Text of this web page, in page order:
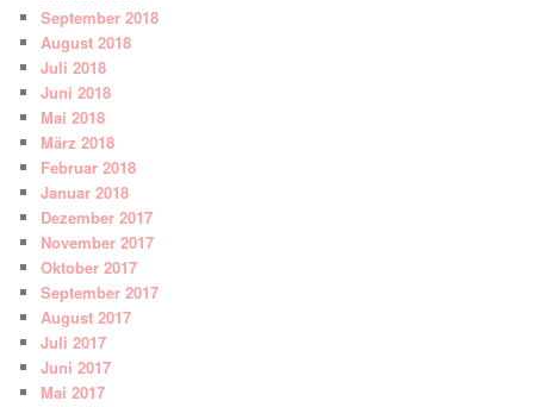
September 2018
August 2018
Juli 2018
Juni 2018
Mai 2018
März 2018
Februar 2018
Januar 2018
Dezember 2017
November 2017
Oktober 2017
September 2017
August 2017
Juli 2017
Juni 2017
Mai 2017